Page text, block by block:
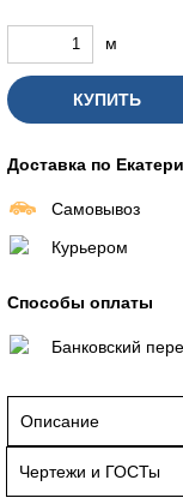
м
КУПИТЬ
Доставка по
Самовывоз
Курьером
Способы оплаты
Банковский
Описание
Чертежи и ГОСТы